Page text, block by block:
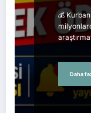
💰
Daha